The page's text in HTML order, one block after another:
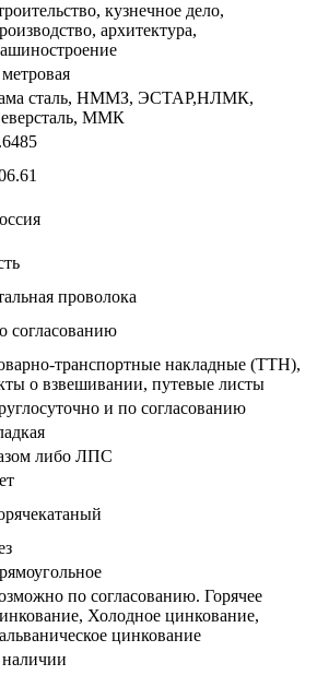
кузнечное дело,
архитектура,
сталь, НММЗ, ЭСТАР,НЛМК,
ММК
проволока
согласованию
транспортные накладные (ТТН),
о взвешивании, путевые листы
и по согласованию
либо ЛПС
по согласованию. Горячее
Холодное цинкование,
цинкование